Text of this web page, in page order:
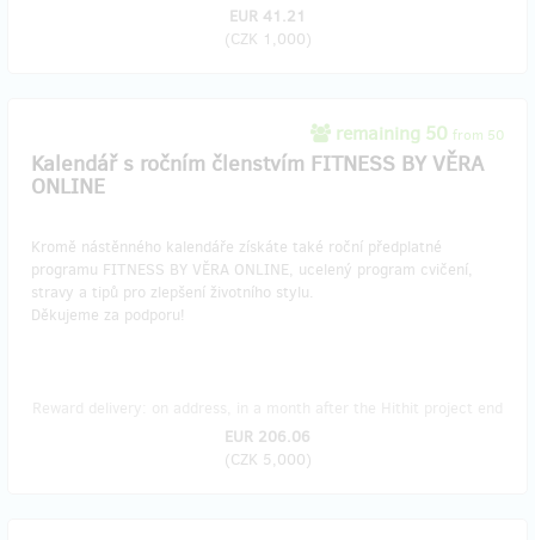
EUR 41.21
(CZK 1,000)
remaining 50 from 50
Kalendář s ročním členstvím FITNESS BY VĚRA
ONLINE
Kromě nástěnného kalendáře získáte také roční předplatné
programu FITNESS BY VĚRA ONLINE, ucelený program cvičení,
stravy a tipů pro zlepšení životního stylu.
Děkujeme za podporu!
EUR 206.06
(CZK 5,000)